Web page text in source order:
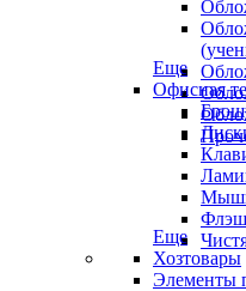
Еще
Офисная
Флэш
Еще
Хозтовары
Элементы